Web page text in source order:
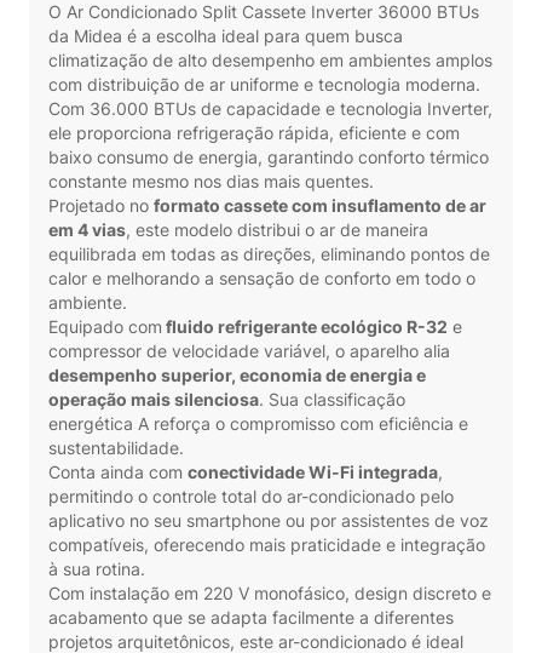
O Ar Condicionado Split Cassete Inverter 36000 BTUs
da Midea é a escolha ideal para quem busca
climatização de alto desempenho em ambientes amplos
com distribuição de ar uniforme e tecnologia moderna.
Com 36.000 BTUs de capacidade e tecnologia Inverter,
ele proporciona refrigeração rápida, eficiente e com
baixo consumo de energia, garantindo conforto térmico
constante mesmo nos dias mais quentes.
Projetado no formato cassete com insuflamento de ar
em 4 vias, este modelo distribui o ar de maneira
equilibrada em todas as direções, eliminando pontos de
calor e melhorando a sensação de conforto em todo o
ambiente.
Equipado com fluido refrigerante ecológico R-32 e
compressor de velocidade variável, o aparelho alia
desempenho superior, economia de energia e
operação mais silenciosa. Sua classificação
energética A reforça o compromisso com eficiência e
sustentabilidade.
Conta ainda com conectividade Wi-Fi integrada,
permitindo o controle total do ar-condicionado pelo
aplicativo no seu smartphone ou por assistentes de voz
compatíveis, oferecendo mais praticidade e integração
à sua rotina.
Com instalação em 220 V monofásico, design discreto e
acabamento que se adapta facilmente a diferentes
projetos arquitetônicos, este ar-condicionado é ideal